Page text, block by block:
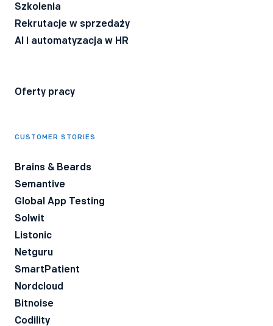
Szkolenia
Rekrutacje w sprzedaży
AI i automatyzacja w HR
Oferty pracy
CUSTOMER STORIES
Brains & Beards
Semantive
Global App Testing
Solwit
Listonic
Netguru
SmartPatient
Nordcloud
Bitnoise
Codility